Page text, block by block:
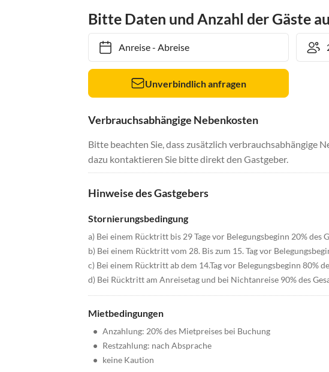
Bitte Daten und Anzahl der Gäste
Anreise- Abreise
Unverbindlich anfragen
Verbrauchsabhängige Nebenkosten
Bitte beachten Sie, dass zusätzlich verbrauchsabhängige
dazu kontaktieren Sie bitte direkt den Gastgeber.
Hinweise des Gastgebers
Stornierungsbedingung
a) Bei einem Rücktritt bis 29 Tage vor Belegungsbeginn 20% des
b) Bei einem Rücktritt vom 28. Bis zum 15. Tag vor
c) Bei einem Rücktritt ab dem 14.Tag vor Belegungsbeginn 80%
d) Bei Rücktritt am Anreisetag und bei Nichtanreise 90% des
Mietbedingungen
• Anzahlung: 20% des Mietpreises bei Buchung
• Restzahlung: nach Absprache
• keine Kaution